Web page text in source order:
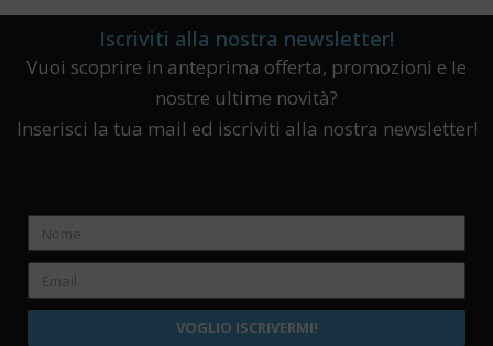
Iscriviti alla nostra newsletter!
Vuoi scoprire in anteprima offerta, promozioni e le
nostre ultime novità?
Inserisci la tua mail ed iscriviti alla nostra newsletter!
VOGLIO ISCRIVERMI!